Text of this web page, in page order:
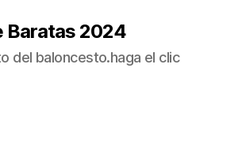
Baratas 2024
del baloncesto.haga el clic